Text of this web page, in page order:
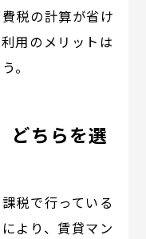
税の計算が省け
用のメリットは
。
どちらを選
税で行っている
より、賃貸マン